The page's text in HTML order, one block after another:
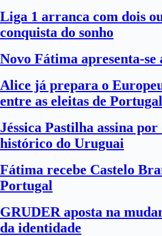
Liga 1 arranca com dois
conquista do sonho
Novo Fátima apresenta-se
Alice já prepara o
entre as eleitas de Portugal
Jéssica Pastilha assina
histórico do Uruguai
Fátima recebe Castelo
Portugal
GRUDER aposta na
da identidade